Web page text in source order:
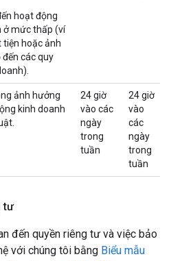
hoạt động
ở mức thấp (ví
tiện hoặc ảnh
các quy
ảnh hưởng
kinh doanh
24 giờ
vào các
ngày
trong
tuần
24 giờ
vào
các
ngày
trong
tuần
tư
đến quyền riêng tư và việc bảo
với chúng tôi bằng Biểu mẫu